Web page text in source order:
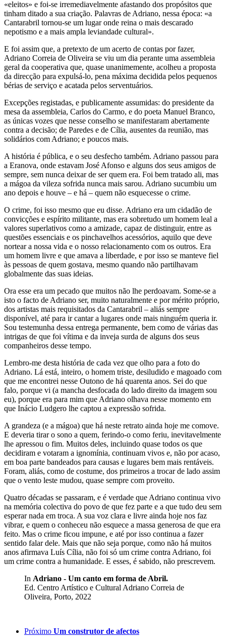
«eleitos» e foi-se irremediavelmente afastando dos propósitos que
tinham ditado a sua criação. Palavras de Adriano, nessa época: «a
Cantarabril tornou-se um lugar onde reina o mais descarado
nepotismo e a mais ampla leviandade cultural».
E foi assim que, a pretexto de um acerto de contas por fazer,
Adriano Correia de Oliveira se viu um dia perante uma assembleia
geral da cooperativa que, quase unanimemente, acolheu a proposta
da direcção para expulsá-lo, pena máxima decidida pelos pequenos
bérias de serviço e acatada pelos serventuários.
Excepções registadas, e publicamente assumidas: do presidente da
mesa da assembleia, Carlos do Carmo, e do poeta Manuel Branco,
as únicas vozes que nesse conselho se manifestaram abertamente
contra a decisão; de Paredes e de Cília, ausentes da reunião, mas
solidários com Adriano; e poucos mais.
A história é pública, e o seu desfecho também. Adriano passou para
a Eranova, onde estavam José Afonso e alguns dos seus amigos de
sempre, sem nunca deixar de ser quem era. Foi bem tratado ali, mas
a mágoa da vileza sofrida nunca mais sarou. Adriano sucumbiu um
ano depois e houve – e há – quem não esquecesse o crime.
O crime, foi isso mesmo que eu disse. Adriano era um cidadão de
convicções e espírito militante, mas era sobretudo um homem leal a
valores superlativos como a amizade, capaz de distinguir, entre as
questões essenciais e os pinchavelhos acessórios, aquilo que deve
nortear a nossa vida e o nosso relacionamento com os outros. Era
um homem livre e que amava a liberdade, e por isso se manteve fiel
às pessoas de quem gostava, mesmo quando não partilhavam
globalmente das suas ideias.
Ora esse era um pecado que muitos não lhe perdoavam. Some-se a
isto o facto de Adriano ser, muito naturalmente e por mérito próprio,
dos artistas mais requisitados da Cantarabril – aliás sempre
disponível, até para ir cantar a lugares onde mais ninguém queria ir.
Sou testemunha dessa entrega permanente, bem como de várias das
intrigas de que foi vítima e da inveja surda de alguns dos seus
companheiros desse tempo.
Lembro-me desta história de cada vez que olho para a foto do
Adriano. Lá está, inteiro, o homem triste, desiludido e magoado com
que me encontrei nesse Outono de há quarenta anos. Sei do que
falo, porque vi (a mancha desfocada do lado direito da imagem sou
eu), porque era para mim que Adriano olhava nesse momento em
que Inácio Ludgero lhe captou a expressão sofrida.
A grandeza (e a mágoa) que há neste retrato ainda hoje me comove.
E deveria tirar o sono a quem, ferindo-o como feriu, inevitavelmente
lhe apressou o fim. Muitos deles, incluindo quase todos os que
decidiram e votaram a ignomínia, continuam vivos e, não por acaso,
em boa parte bandeados para causas e lugares bem mais rentáveis.
Foram, aliás, como de costume, dos primeiros a trocar de lado assim
que o vento leste mudou, quase sempre com proveito.
Quatro décadas se passaram, e é verdade que Adriano continua vivo
na memória colectiva do povo de que fez parte e a que tudo deu sem
esperar nada em troca. A sua voz clara e livre ainda hoje nos faz
vibrar, e quem o conheceu não esquece a massa generosa de que era
feito. Mas o crime ficou impune, e até por isso continua a fazer
sentido falar dele. Mais que não seja porque, como não há muitos
anos afirmava Luís Cília, não foi só um crime contra Adriano, foi
um crime contra a humanidade. E esses, é sabido, não prescrevem.
In Adriano - Um canto em forma de Abril.
Ed. Centro Artístico e Cultural Adriano Correia de
Oliveira, Porto, 2022
Próximo Um construtor de afectos